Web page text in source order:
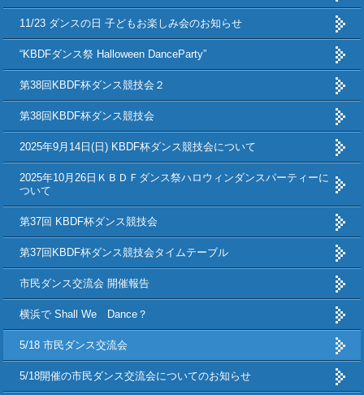
11/23 ダンスの日 子どもお楽しみ会のお知らせ
“KBDFダンス祭 Halloween DanceParty”
第38回KBDF杯ダンス競技会２
第38回KBDF杯ダンス競技会
2025年9月14日(日) KBDF杯ダンス競技会について
2025年10月26日ＫＢＤＦダンス祭ハロウィンダンスパーティーに
ついて
第37回 KBDF杯ダンス競技会
第37回KBDF杯ダンス競技会タイムテーブル
市民ダンス交流会 開催報告
横浜で Shall We Dance？
5/18 市民ダンス交流会
5/18開催の市民ダンス交流会についてのお知らせ